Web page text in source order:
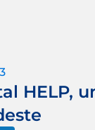
HELP,